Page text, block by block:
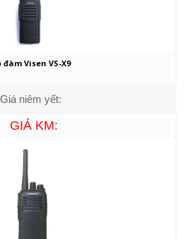
đàm Visen VS-X9
Giá niêm yết:
GIÁ KM: